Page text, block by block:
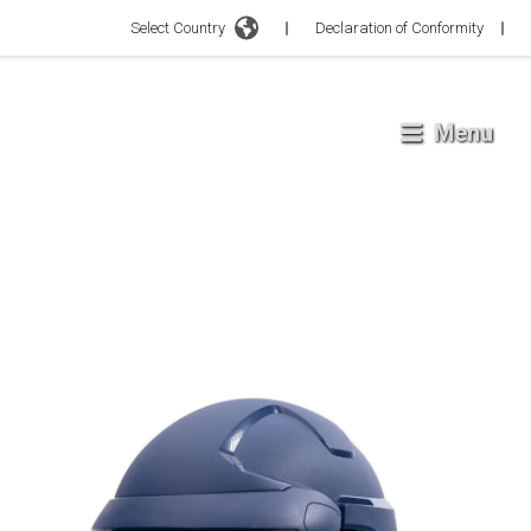
Select Country Declaration of Conformity
Menu